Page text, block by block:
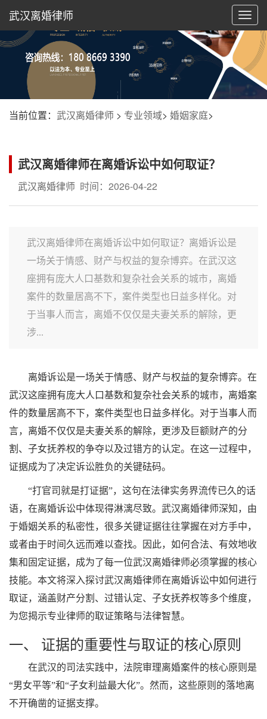
切
换
航
武汉离婚律师
当前位置： 武汉离婚律师 > 专业领域> 婚姻家庭>
武汉离婚律师在离婚诉讼中如何取证？
武汉离婚律师 时间：2026-04-22
武汉离婚律师在离婚诉讼中如何取证？离婚诉讼是
一场关于情感、财产与权益的复杂博弈。在武汉这
座拥有庞大人口基数和复杂社会关系的城市，离婚
案件的数量居高不下，案件类型也日益多样化。对
于当事人而言，离婚不仅仅是夫妻关系的解除，更
涉...
离婚诉讼是一场关于情感、财产与权益的复杂博弈。在
武汉这座拥有庞大人口基数和复杂社会关系的城市，离婚案
件的数量居高不下，案件类型也日益多样化。对于当事人而
言，离婚不仅仅是夫妻关系的解除，更涉及巨额财产的分
割、子女抚养权的争夺以及过错方的认定。在这一过程中，
证据成为了决定诉讼胜负的关键砝码。
“打官司就是打证据”，这句在法律实务界流传已久的话
语，在离婚诉讼中体现得淋漓尽致。武汉离婚律师深知，由
于婚姻关系的私密性，很多关键证据往往掌握在对方手中，
或者由于时间久远而难以查找。因此，如何合法、有效地收
集和固定证据，成为了每一位武汉离婚律师必须掌握的核心
技能。本文将深入探讨武汉离婚律师在离婚诉讼中如何进行
取证，涵盖财产分割、过错认定、子女抚养权等多个维度，
为您揭示专业律师的取证策略与法律智慧。
一、 证据的重要性与取证的核心原则
在武汉的司法实践中，法院审理离婚案件的核心原则是
“男女平等”和“子女利益最大化”。然而，这些原则的落地离
不开确凿的证据支撑。